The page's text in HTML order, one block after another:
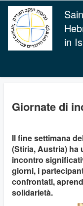
in
Giornate di
Il fine settimana
(Stiria, Austria) ha
incontro
giorni, i
confrontati,
solidarietà.